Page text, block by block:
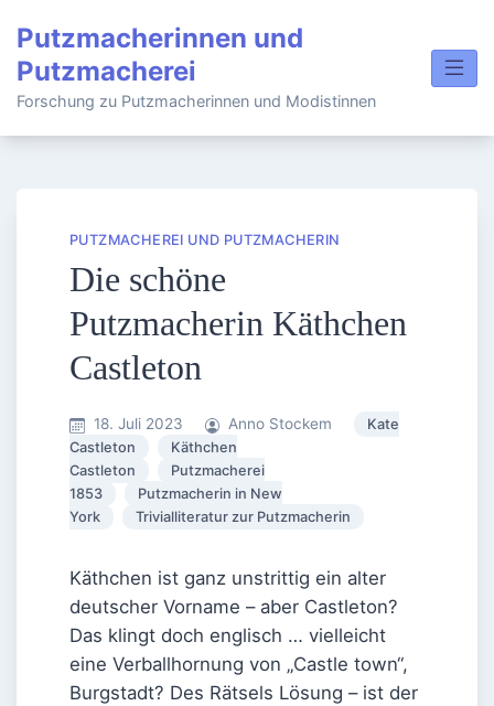
content
Putzmacherinnen und
Putzmacherei
Forschung zu Putzmacherinnen und Modistinnen
PUTZMACHEREI UND PUTZMACHERIN
Die schöne
Putzmacherin Käthchen
Castleton
18. Juli 2023 Anno Stockem
Kate
Castleton
Käthchen
Castleton
Putzmacherei
1853
Putzmacherin in New
York
Trivialliteratur zur Putzmacherin
Käthchen ist ganz unstrittig ein alter
deutscher Vorname – aber Castleton?
Das klingt doch englisch … vielleicht
eine Verballhornung von „Castle town“,
Burgstadt? Des Rätsels Lösung – ist der